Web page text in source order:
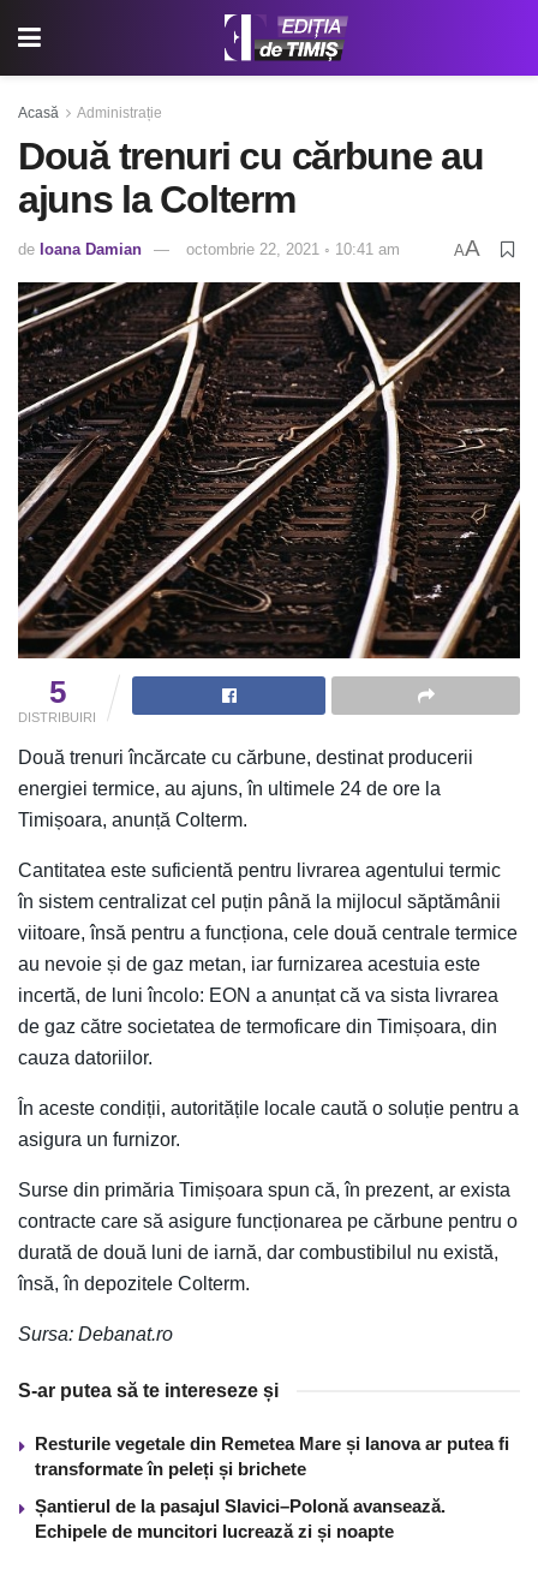
Acasă Administrație
Două trenuri cu cărbune au
ajuns la Colterm
de Ioana Damian octombrie 22, 2021 ◦ 10:41 am AA
5
DISTRIBUIRI
Două trenuri încărcate cu cărbune, destinat producerii
energiei termice, au ajuns, în ultimele 24 de ore la
Timișoara, anunță Colterm.
Cantitatea este suficientă pentru livrarea agentului termic
în sistem centralizat cel puțin până la mijlocul săptămânii
viitoare, însă pentru a funcționa, cele două centrale termice
au nevoie și de gaz metan, iar furnizarea acestuia este
incertă, de luni încolo: EON a anunțat că va sista livrarea
de gaz către societatea de termoficare din Timișoara, din
cauza datoriilor.
În aceste condiții, autoritățile locale caută o soluție pentru a
asigura un furnizor.
Surse din primăria Timișoara spun că, în prezent, ar exista
contracte care să asigure funcționarea pe cărbune pentru o
durată de două luni de iarnă, dar combustibilul nu există,
însă, în depozitele Colterm.
Sursa: Debanat.ro
S-ar putea să te intereseze și
Resturile vegetale din Remetea Mare și Ianova ar putea fi
transformate în peleți și brichete
Șantierul de la pasajul Slavici–Polonă avansează.
Echipele de muncitori lucrează zi și noapte